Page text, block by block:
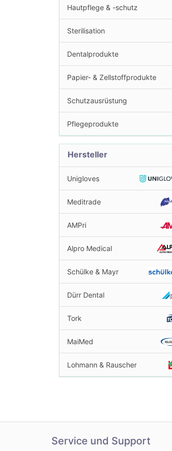
Hautpflege & -schutz
Sterilisation
Dentalprodukte
Papier- & Zellstoffprodukte
Schutzausrüstung
Pflegeprodukte
Hersteller
Unigloves
Meditrade
AMPri
Alpro Medical
Schülke & Mayr
Dürr Dental
Tork
MaiMed
Lohmann & Rauscher
Service und Support